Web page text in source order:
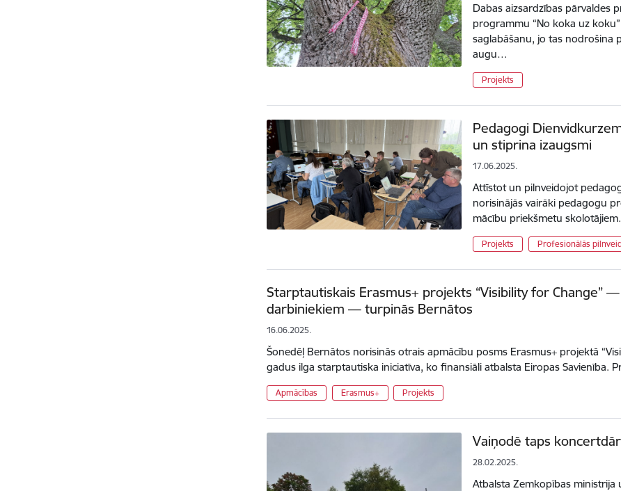
Dabas aizsardzības pārvaldes
programmu “No koka uz
saglabāšanu, jo tas nodrošina
augu…
Projekts
Pedagogi
un stiprina izaugsmi
17.06.2025.
Attīstot un pilnveidojot
norisinājās vairāki pedagogu
mācību priekšmetu
Projekts Profesionālās
Starptautiskais Erasmus+ projekts “Visibility for Change”
darbiniekiem — turpinās Bernātos
16.06.2025.
Šonedēļ Bernātos norisinās otrais apmācību posms Erasmus+ projektā
gadus ilga starptautiska iniciatīva, ko finansiāli atbalsta Eiropas Savienība.
Apmācības Erasmus+ Projekts
Vaiņodē taps
28.02.2025.
Atbalsta Zemkopības